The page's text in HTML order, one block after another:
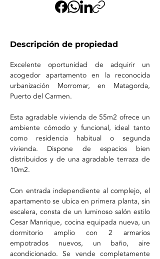
Descripción de propiedad
Excelente oportunidad de adquirir un
acogedor apartamento en la reconocida
urbanización Morromar, en Matagorda,
Puerto del Carmen.
Esta agradable vivienda de 55m2 ofrece un
ambiente cómodo y funcional, ideal tanto
como residencia habitual o segunda
vivienda. Dispone de espacios bien
distribuidos y de una agradable terraza de
10m2.
Con entrada independiente al complejo, el
apartamento se ubica en primera planta, sin
escalera, consta de un luminoso salón estilo
Cesar Manrique, cocina equipada nueva, un
dormitorio amplio con 2 armarios
empotrados nuevos, un baño, aire
acondicionado. Se vende completamente